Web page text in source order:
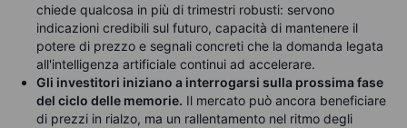
chiede qualcosa in più di trimestri robusti: servono
indicazioni credibili sul futuro, capacità di mantenere il
potere di prezzo e segnali concreti che la domanda legata
all'intelligenza artificiale continui ad accelerare.
Gli investitori iniziano a interrogarsi sulla prossima fase
del ciclo delle memorie. Il mercato può ancora beneficiare
di prezzi in rialzo, ma un rallentamento nel ritmo degli